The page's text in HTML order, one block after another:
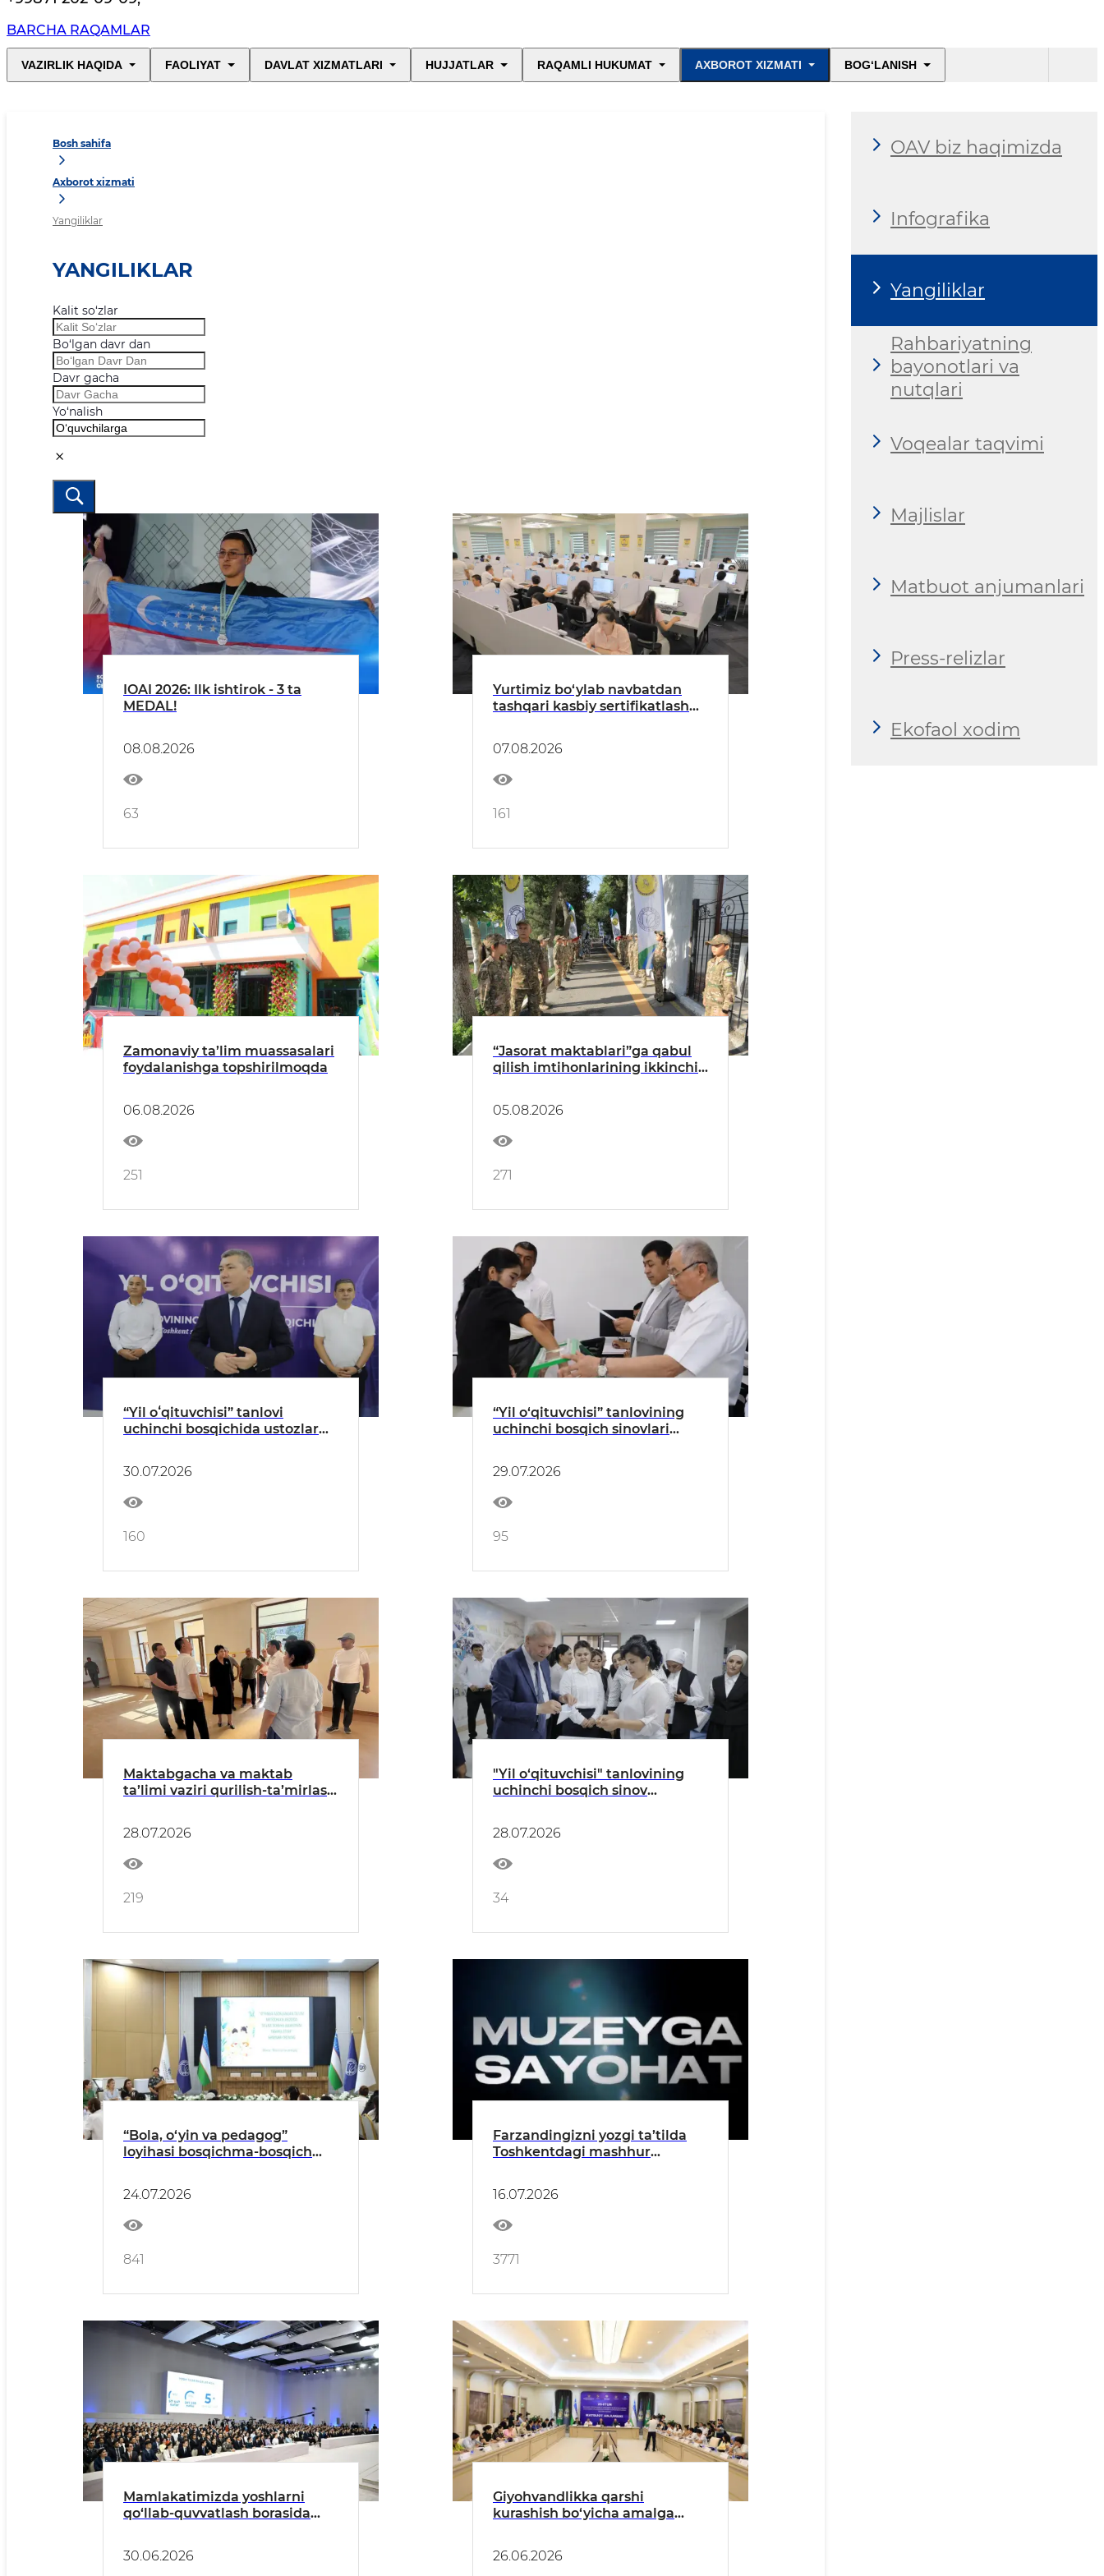
BARCHA RAQAMLAR
VAZIRLIK HAQIDA FAOLIYAT DAVLAT XIZMATLARI HUJJATLAR RAQAMLI HUKUMAT AXBOROT XIZMATI BOG‘LANISH
Bosh sahifa
Axborot xizmati
Yangiliklar
YANGILIKLAR
Kalit so‘zlar
Bo‘lgan davr dan
Davr gacha
Yo‘nalish
IOAI 2026: Ilk ishtirok - 3 ta
MEDAL!
08.08.2026
63
Yurtimiz bo‘ylab navbatdan
tashqari kasbiy sertifikatlash
07.08.2026
161
Zamonaviy ta’lim muassasalari
foydalanishga topshirilmoqda
06.08.2026
251
“Jasorat maktablari”ga qabul
qilish imtihonlarining ikkinchi
05.08.2026
271
“Yil oʻqituvchisi” tanlovi
uchinchi bosqichida ustozlar
30.07.2026
160
“Yil o‘qituvchisi” tanlovining
uchinchi bosqich sinovlari
29.07.2026
95
Maktabgacha va maktab
ta’limi vaziri qurilish-ta’mirlash
28.07.2026
219
"Yil o‘qituvchisi" tanlovining
uchinchi bosqich sinov
28.07.2026
34
“Bola, o‘yin va pedagog”
loyihasi bosqichma-bosqich
24.07.2026
841
Farzandingizni yozgi ta’tilda
Toshkentdagi mashhur
borligini bilarmidingiz?
16.07.2026
3771
Mamlakatimizda yoshlarni
qo‘llab-quvvatlash borasida
30.06.2026
Giyohvandlikka qarshi
kurashish bo‘yicha amalga
26.06.2026
OAV biz haqimizda
Infografika
Yangiliklar
Rahbariyatning
bayonotlari va
nutqlari
Voqealar taqvimi
Majlislar
Matbuot anjumanlari
Press-relizlar
Ekofaol xodim